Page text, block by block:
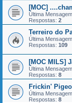
[MOC]
Última
Respostas: 2
Terreiro do
Última
Respostas: 109
[MOC MILS]
Última
Respostas: 8
Frickin'
Última
Respostas: 8